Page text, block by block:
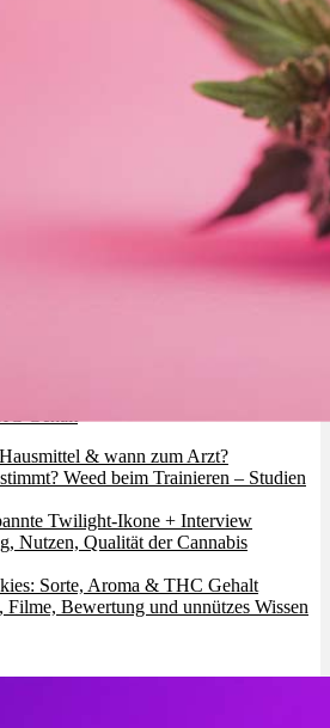
& wann zum Arzt?
Weed beim Trainieren – Studien
Twilight-Ikone + Interview
Nutzen, Qualität der Cannabis
Sorte, Aroma & THC Gehalt
Bewertung und unnützes Wissen